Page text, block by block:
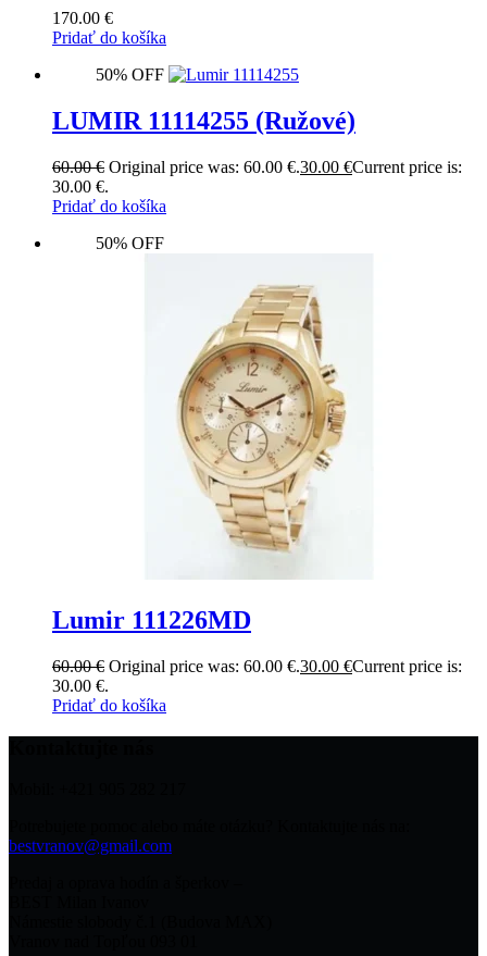
170.00 €
Pridať do košíka
50% OFF
LUMIR 11114255 (Ružové)
60.00€ Original price was: 60.00 €.30.00 €Current price is:
30.00 €.
Pridať do košíka
50% OFF
Lumir 111226MD
60.00€ Original price was: 60.00 €.30.00 €Current price is:
30.00 €.
Pridať do košíka
bestvranov@gmail.com